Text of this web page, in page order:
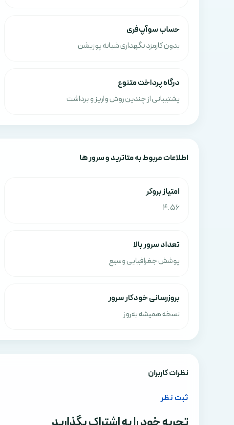
حساب سوآپ‌فری
بدون کارمزد نگهداری شبانه پوزیشن
درگاه پرداخت متنوع
پشتیبانی از چندین روش واریز و برداشت
اطلاعات مربوط به متاترید و سرور ها
امتياز بروکر
4.56
تعداد سرور بالا
پوشش جغرافیایی وسیع
بروزرسانی خودکار سرور
نسخه همیشه به‌روز
نظرات کاربران
ثبت نظر